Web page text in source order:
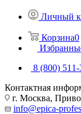
Личный
Корзина0
8 (800) 511-
Контактная
г. Москва,
info@epica-